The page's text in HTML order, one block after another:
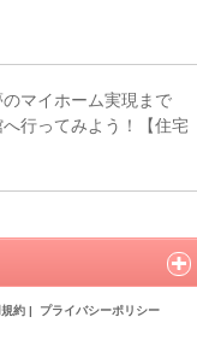
マイホーム実現まで
行ってみよう！【住宅
約 | プライバシーポリシー